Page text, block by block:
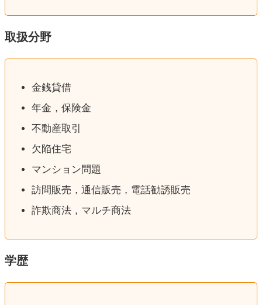
取扱分野
金銭貸借
年金，保険金
不動産取引
欠陥住宅
マンション問題
訪問販売，通信販売，電話勧誘販売
詐欺商法，マルチ商法
学歴